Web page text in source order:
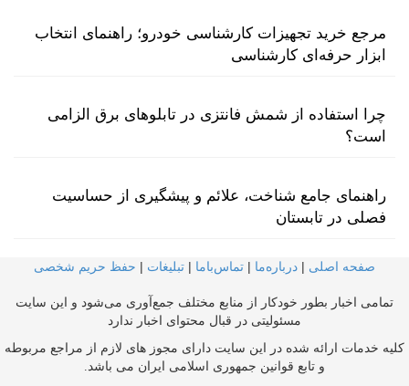
مرجع خرید تجهیزات کارشناسی خودرو؛ راهنمای انتخاب
ابزار حرفه‌ای کارشناسی
چرا استفاده از شمش فانتزی در تابلوهای برق الزامی
است؟
راهنمای جامع شناخت، علائم و پیشگیری از حساسیت
فصلی در تابستان
صفحه اصلی | درباره‌ما | تماس‌با‌ما | تبلیغات | حفظ حریم شخصی
تمامی اخبار بطور خودکار از منابع مختلف جمع‌آوری می‌شود و این سایت
مسئولیتی در قبال محتوای اخبار ندارد
کلیه خدمات ارائه شده در این سایت دارای مجوز های لازم از مراجع مربوطه
و تابع قوانین جمهوری اسلامی ایران می باشد.